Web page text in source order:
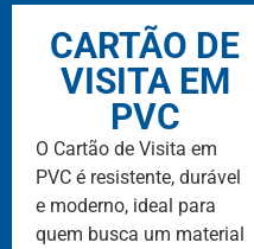
CARTÃO DE
VISITA EM
PVC
O Cartão de Visita em
PVC é resistente, durável
e moderno, ideal para
quem busca um material